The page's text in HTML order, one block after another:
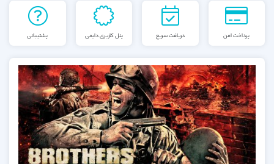
پرداخت امن دریافت سریع پنل کاربری دایمی پشتیبانی